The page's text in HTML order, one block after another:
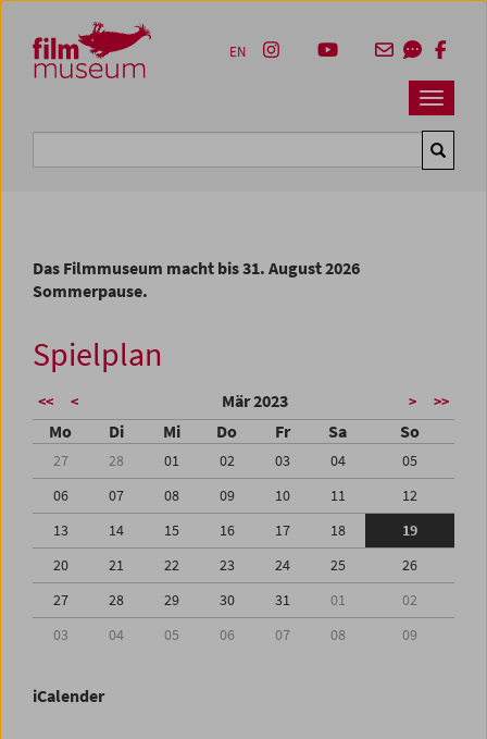
Zum Inhalt
Zum Hauptmenü
Zur Servicenavigation
Zum Suche
Navbar
EN
Das Filmmuseum macht bis 31. August 2026
Sommerpause.
Spielplan
<< < Mär 2023 > >>
Mo Di Mi Do Fr Sa So
27 28 01 02 03 04
05
06
07 08 09 10 11
12
13
14 15 16 17 18
19
20
21 22 23 24 25
26
27
28 29 30 31 01
02
03
04 05 06 07 08 09
iCalender